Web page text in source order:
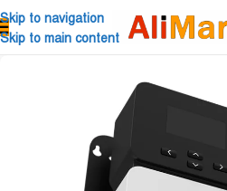
Skip to navigation
Skip to main content